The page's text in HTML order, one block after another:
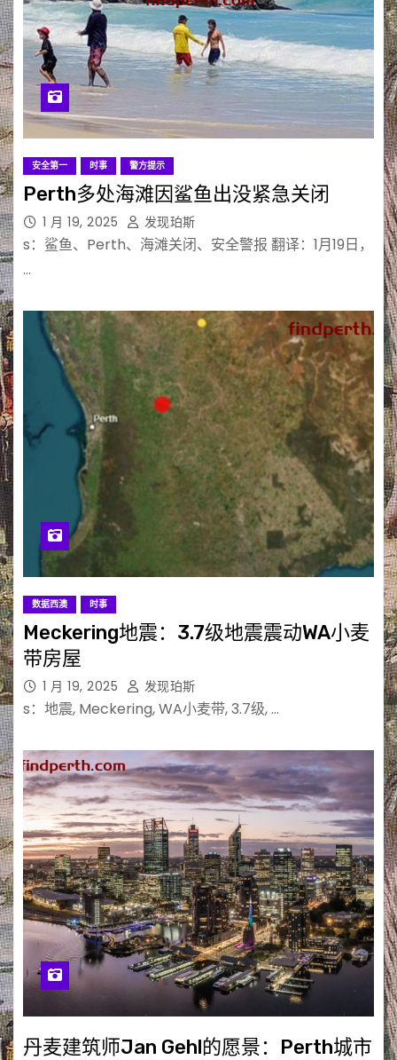
安全第一 时事 警方提示
Perth多处海滩因鲨鱼出没紧急关闭
1 月 19, 2025 发现珀斯
s：鲨鱼、Perth、海滩关闭、安全警报 翻译：1月19日，
…
数据西澳 时事
Meckering地震：3.7级地震震动WA小麦
带房屋
1 月 19, 2025 发现珀斯
s：地震, Meckering, WA小麦带, 3.7级, …
丹麦建筑师Jan Gehl的愿景：Perth城市